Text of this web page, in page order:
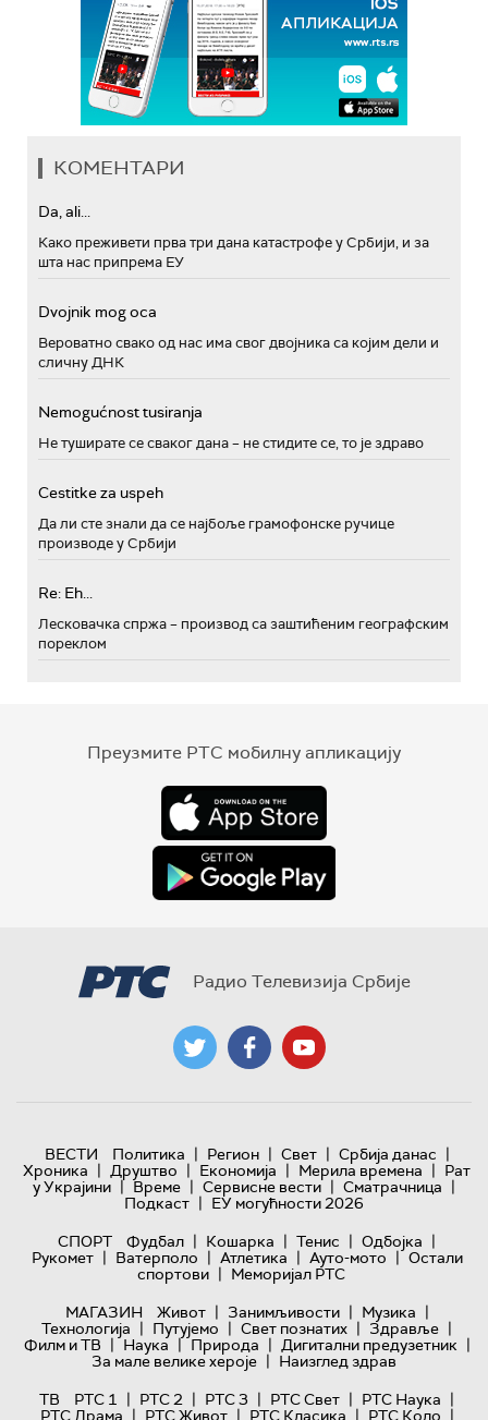
КОМЕНТАРИ
Da, ali...
Како преживети прва три дана катастрофе у Србији, и за
шта нас припрема ЕУ
Dvojnik mog oca
Вероватно свако од нас има свог двојника са којим дели и
сличну ДНК
Nemogućnost tusiranja
Не туширате се сваког дана – не стидите се, то је здраво
Cestitke za uspeh
Да ли сте знали да се најбоље грамофонске ручице
производе у Србији
Re: Eh...
Лесковачка спржа – производ са заштићеним географским
пореклом
Преузмите РТС мобилну апликацију
Радио Телевизија Србије
ВЕСТИ Политика | Регион | Свет | Србија данас |
Хроника | Друштво | Економија | Мерила времена | Рат
у Украјини | Време | Сервисне вести | Сматрачница |
Подкаст | ЕУ могућности 2026
СПОРТ
Фудбал | Кошарка | Тенис | Одбојка |
Рукомет | Ватерполо | Атлетика | Ауто-мото | Остали
спортови | Меморијал РТС
МАГАЗИН
Живот | Занимљивости | Музика |
Технологијa | Путујемо | Свет познатих | Здравље |
Филм и ТВ | Наука | Природа | Дигитални предузетник |
За мале велике хероје | Наизглед здрав
ТВ
РТС 1 | РТС 2 | РТС 3 | РТС Свет | РТС Наука |
РТС Драма | РТС Живот | РТС Класика | РТС Коло |